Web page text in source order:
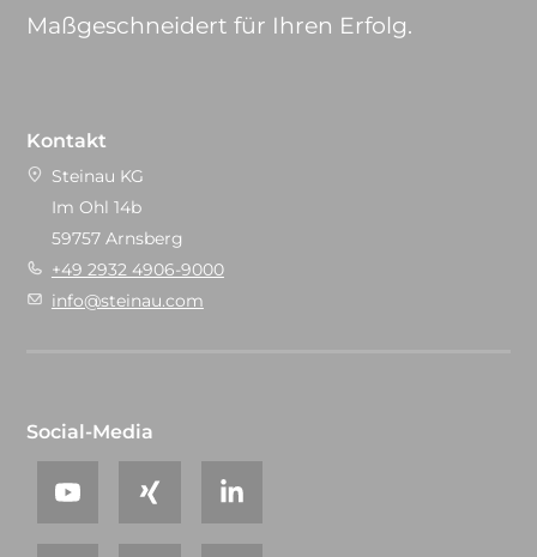
Maßgeschneidert für Ihren Erfolg.
Kontakt
Steinau KG
Im Ohl 14b
59757 Arnsberg
+49 2932 4906-9000
info@steinau.com
Social-Media